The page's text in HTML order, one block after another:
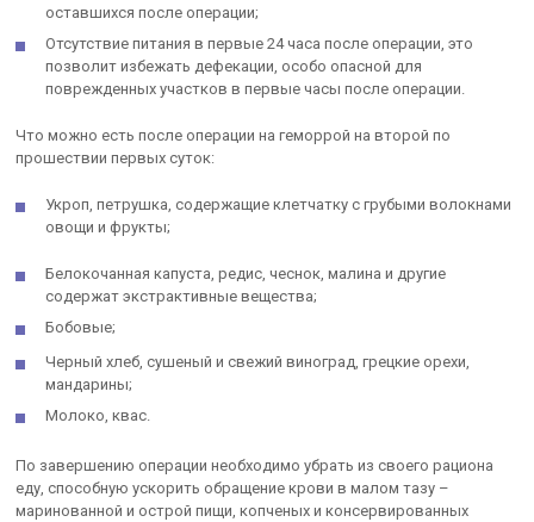
оставшихся после операции;
Отсутствие питания в первые 24 часа после операции, это
позволит избежать дефекации, особо опасной для
поврежденных участков в первые часы после операции.
Что можно есть после операции на геморрой на второй по
прошествии первых суток:
Укроп, петрушка, содержащие клетчатку с грубыми волокнами
овощи и фрукты;
Белокочанная капуста, редис, чеснок, малина и другие
содержат экстрактивные вещества;
Бобовые;
Черный хлеб, сушеный и свежий виноград, грецкие орехи,
мандарины;
Молоко, квас.
По завершению операции необходимо убрать из своего рациона
еду, способную ускорить обращение крови в малом тазу –
маринованной и острой пищи, копченых и консервированных